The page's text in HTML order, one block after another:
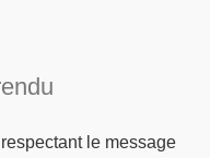
le message